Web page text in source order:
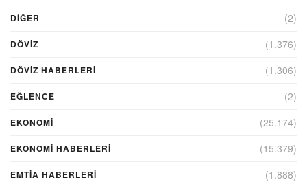
DIĞER (2)
DÖVİZ (1.376)
DÖVIZ HABERLERI (1.306)
EĞLENCE (2)
EKONOMİ (25.174)
EKONOMI HABERLERI (15.379)
EMTIA HABERLERI (1.888)